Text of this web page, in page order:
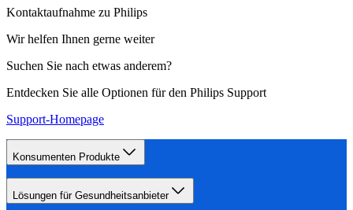
Kontaktaufnahme zu Philips
Wir helfen Ihnen gerne weiter
Suchen Sie nach etwas anderem?
Entdecken Sie alle Optionen für den Philips Support
Support-Homepage
Konsumenten Produkte
Lösungen für Gesundheitsanbieter